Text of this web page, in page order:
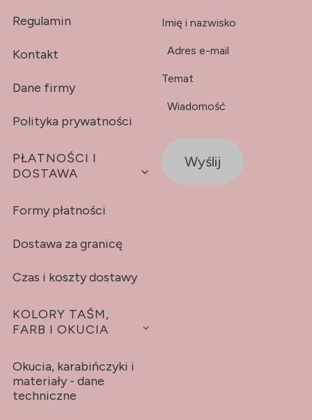
Regulamin
Kontakt
Dane firmy
Polityka prywatności
PŁATNOŚCI I
DOSTAWA
Formy płatności
Dostawa za granicę
Czas i koszty dostawy
KOLORY TAŚM,
FARB I OKUCIA
Okucia, karabińczyki i
materiały - dane
techniczne
Imię i nazwisko
Adres e-mail
Temat
Wiadomość
Wyślij